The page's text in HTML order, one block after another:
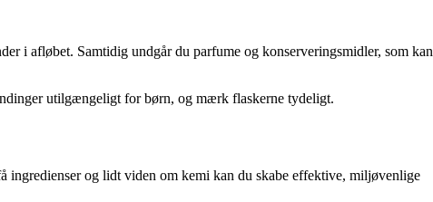
i afløbet. Samtidig undgår du parfume og konserveringsmidler, som kan
utilgængeligt for børn, og mærk flaskerne tydeligt.
ingredienser og lidt viden om kemi kan du skabe effektive, miljøvenlige